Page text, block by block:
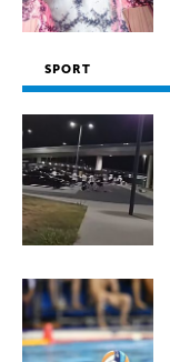
SPORT